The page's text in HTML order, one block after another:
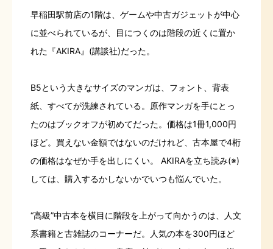
早稲田駅前店の1階は、ゲームや中古ガジェットが中心
に並べられているが、目につくのは階段の近くに置か
れた『AKIRA』(講談社)だった。
B5という大きなサイズのマンガは、フォント、背表
紙、すべてが洗練されている。原作マンガを手にとっ
たのはブックオフが初めてだった。価格は1冊1,000円
ほど。買えない金額ではないのだけれど、古本屋で4桁
の価格はなぜか手を出しにくい。 AKIRAを立ち読み(※)
しては、購入するかしないかでいつも悩んでいた。
“高級”中古本を横目に階段を上がって向かうのは、人文
系書籍と古雑誌のコーナーだ。人気の本を300円ほど